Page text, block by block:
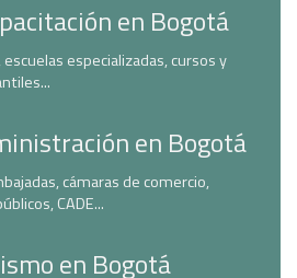
en Bogotá
especializadas, cursos y
en Bogotá
cámaras de comercio,
CADE...
en Bogotá